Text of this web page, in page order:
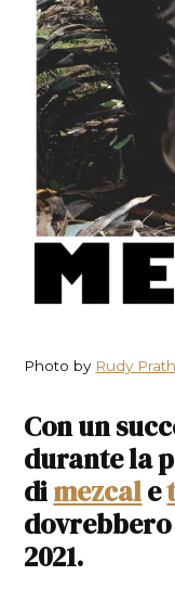
Photo by Rudy
Con un
durante la
dimezcale
dovrebbero
2021.